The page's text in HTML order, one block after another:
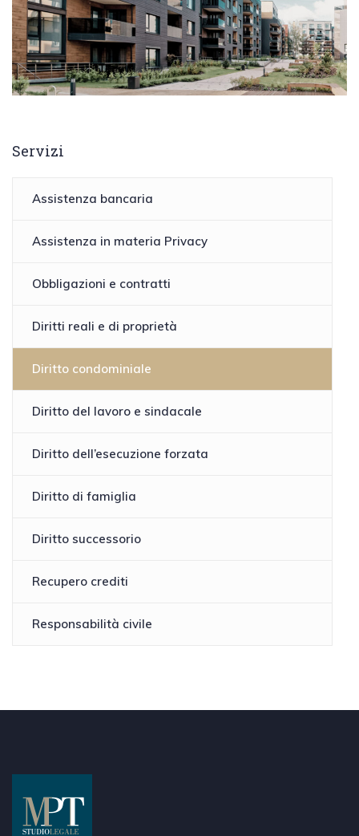
Servizi
Assistenza bancaria
Assistenza in materia Privacy
Obbligazioni e contratti
Diritti reali e di proprietà
Diritto condominiale
Diritto del lavoro e sindacale
Diritto dell’esecuzione forzata
Diritto di famiglia
Diritto successorio
Recupero crediti
Responsabilità civile